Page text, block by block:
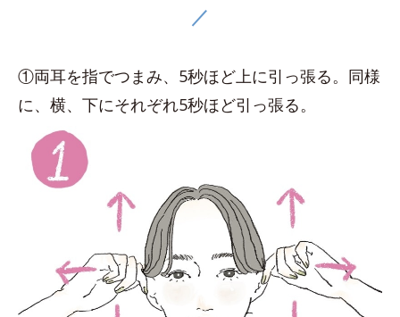
／
①両耳を指でつまみ、5秒ほど上に引っ張る。同様
に、横、下にそれぞれ5秒ほど引っ張る。